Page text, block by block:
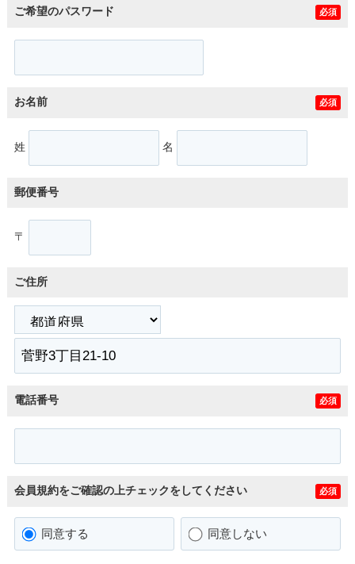
ご希望のパスワード 必須
お名前 必須
姓 名
郵便番号
〒
ご住所
電話番号 必須
会員規約をご確認の上チェックをしてください 必須
同意する 同意しない